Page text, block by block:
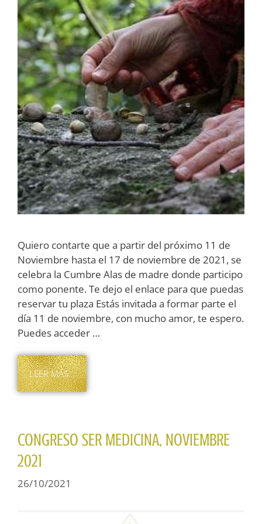
Quiero contarte que a partir del próximo 11 de
Noviembre hasta el 17 de noviembre de 2021, se
celebra la Cumbre Alas de madre donde participo
como ponente. Te dejo el enlace para que puedas
reservar tu plaza Estás invitada a formar parte el
día 11 de noviembre, con mucho amor, te espero.
Puedes acceder …
LEER MÁS…
CONGRESO SER MEDICINA, NOVIEMBRE
2021
26/10/2021